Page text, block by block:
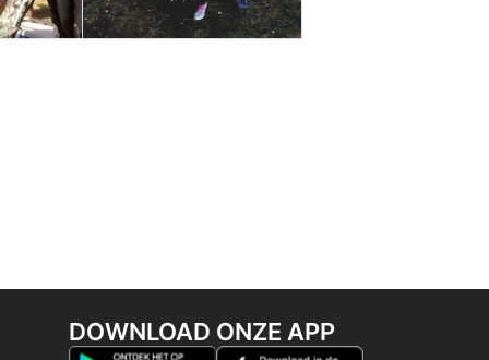
DOWNLOAD ONZE APP